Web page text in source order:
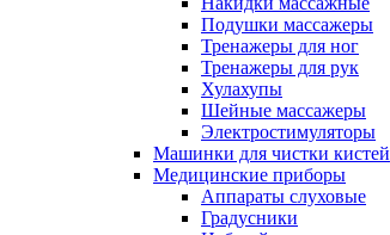
Подушки массажеры
Тренажеры для ног
Тренажеры для рук
Хулахупы
Шейные массажеры
Электростимуляторы
Машинки для чистки кистей
Медицинские приборы
Аппараты слуховые
Градусники